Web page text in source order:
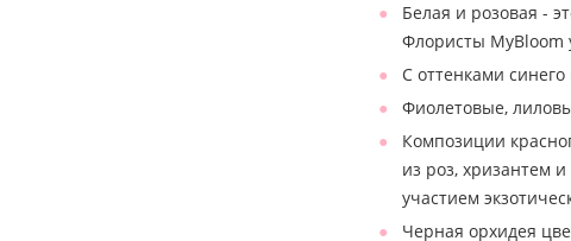
Белая и розовая -
Флористы MyBloom
С оттенками
Фиолетовые,
Композиции
из роз, хризантем
участием
Черная орхидея